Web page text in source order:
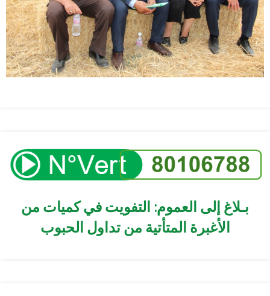
بـلاغ إلى العموم: التفويت في كميات من
الأغبرة المتأتية من تداول الحبوب